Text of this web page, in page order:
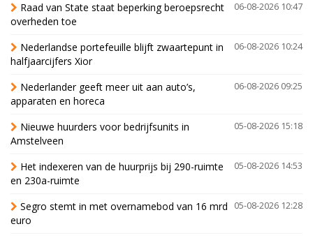
06-08-2026 10:47
Raad van State staat beperking beroepsrecht
overheden toe
06-08-2026 10:24
Nederlandse portefeuille blijft zwaartepunt in
halfjaarcijfers Xior
06-08-2026 09:25
Nederlander geeft meer uit aan auto’s,
apparaten en horeca
05-08-2026 15:18
Nieuwe huurders voor bedrijfsunits in
Amstelveen
05-08-2026 14:53
Het indexeren van de huurprijs bij 290-ruimte
en 230a-ruimte
05-08-2026 12:28
Segro stemt in met overnamebod van 16 mrd
euro